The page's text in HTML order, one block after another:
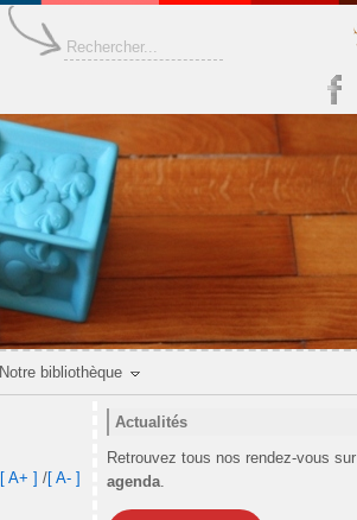
Notre bibliothèque
[ A+ ] /[ A- ]
Actualités
Retrouvez tous nos rendez-vous sur
agenda.